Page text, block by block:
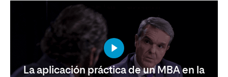
La aplicación práctica de un MBA en la